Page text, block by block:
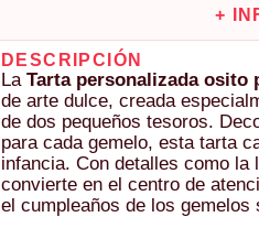
+
DESCRIPCIÓN
La Tarta personalizada osito
de arte dulce, creada
de dos pequeños tesoros.
para cada gemelo, esta tarta
infancia. Con detalles como
convierte en el centro de
el cumpleaños de los gemelos